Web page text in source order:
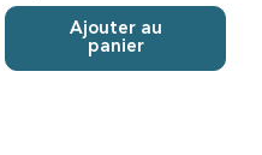
Ajouter au
panier